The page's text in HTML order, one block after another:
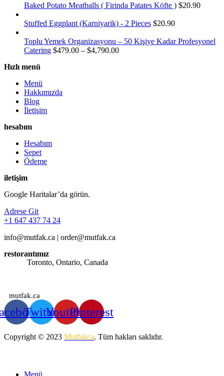
Baked Potato Meatballs ( Firinda Patates Köfte ) $20.90
Stuffed Eggplant (Karniyarik) - 2 Pieces $20.90
Toplu Yemek Organizasyonu – 50 Kişiye Kadar Profesyonel
Catering $479.00 – $4,790.00
Hızlı menü
Menü
Hakkımızda
Blog
İletişim
hesabım
Hesabım
Sepet
Ödeme
iletişim
Google Haritalar’da görün.
Adrese Git
+1 647 437 74 24
info@mutfak.ca | order@mutfak.ca
restorantımız
Toronto, Ontario, Canada
mutfak.ca
TwitterYoutubePinterest
Copyright © 2023 Mutfakca. Tüm hakları saklıdır.
Menü